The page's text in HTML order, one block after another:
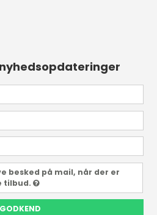
besked på mail, når der er
tilbud.
GODKEND